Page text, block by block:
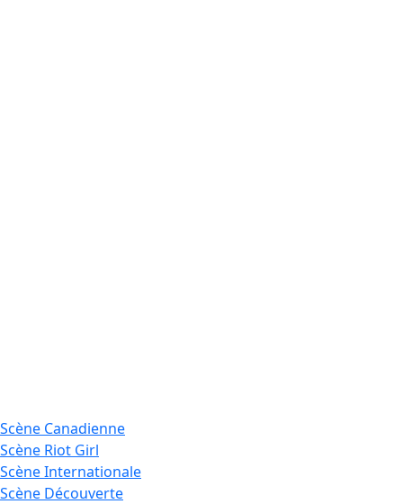
Scène Canadienne
Scène Riot Girl
ScèneInternationale
Scène Découverte